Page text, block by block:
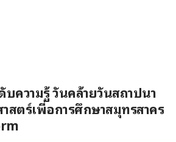
ความรู้ วันคล้ายวันสถาปนา
สตร์เพื่อการศึกษาสมุทรสาคร